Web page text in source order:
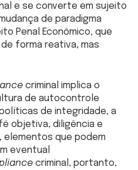
e se converte em sujeito
de paradigma
Penal Econômico, que
forma reativa, mas
criminal implica o
de autocontrole
de integridade, a
objetiva, diligência e
elementos que podem
eventual
criminal, portanto,